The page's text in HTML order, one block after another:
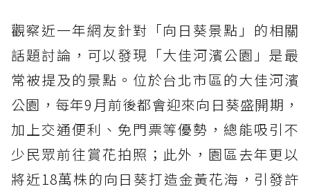
觀察近一年網友針對「向日葵景點」的相關
話題討論，可以發現「大佳河濱公園」是最
常被提及的景點。位於台北市區的大佳河濱
公園，每年9月前後都會迎來向日葵盛開期，
加上交通便利、免門票等優勢，總能吸引不
少民眾前往賞花拍照；此外，園區去年更以
將近18萬株的向日葵打造金黃花海，引發許